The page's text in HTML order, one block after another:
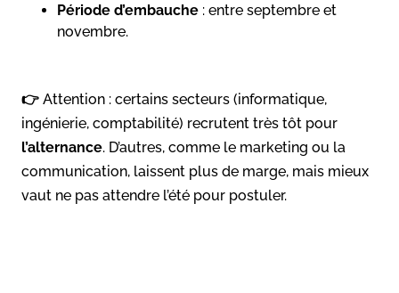
Période d’embauche : entre septembre et
novembre.
👉 Attention : certains secteurs (informatique,
ingénierie, comptabilité) recrutent très tôt pour
l’alternance. D’autres, comme le marketing ou la
communication, laissent plus de marge, mais mieux
vaut ne pas attendre l’été pour postuler.